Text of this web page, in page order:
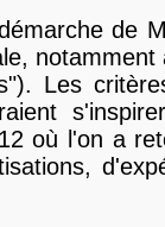
de
Les
où l'on a